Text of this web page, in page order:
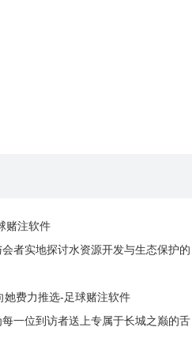
赌注软件
者实地探讨水资源开发与生态保护的
费力推选-足球赌注软件
一位到访者送上专属于长城之巅的舌